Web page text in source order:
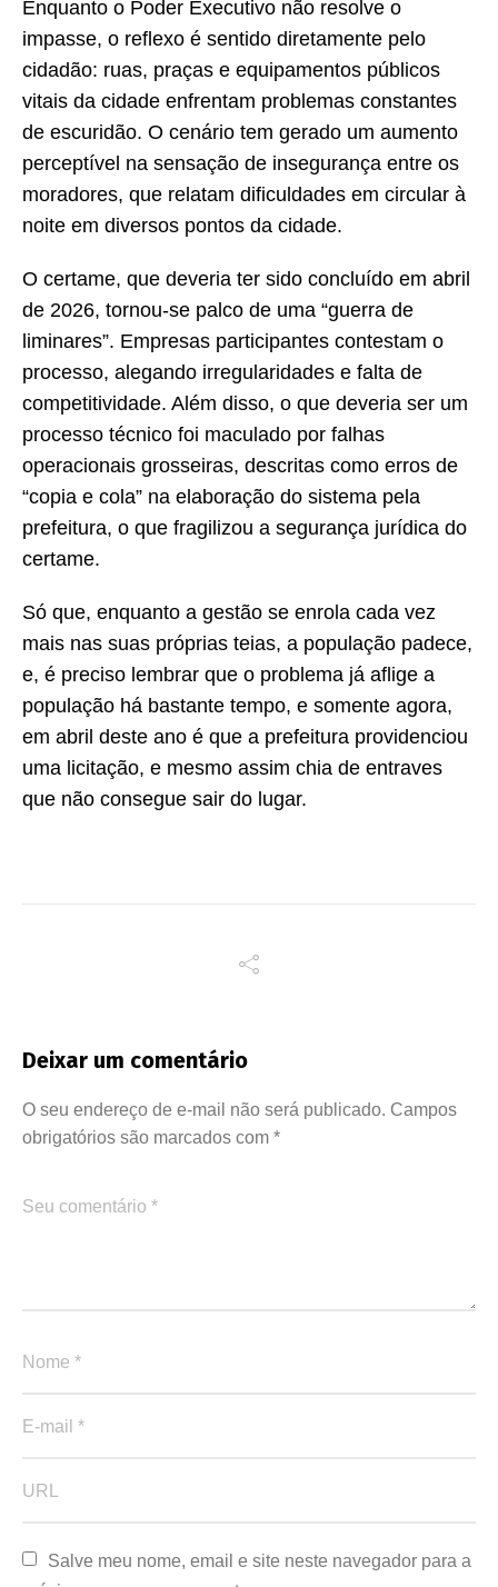
Enquanto o Poder Executivo não resolve o
impasse, o reflexo é sentido diretamente pelo
cidadão: ruas, praças e equipamentos públicos
vitais da cidade enfrentam problemas constantes
de escuridão. O cenário tem gerado um aumento
perceptível na sensação de insegurança entre os
moradores, que relatam dificuldades em circular à
noite em diversos pontos da cidade.
O certame, que deveria ter sido concluído em abril
de 2026, tornou-se palco de uma “guerra de
liminares”. Empresas participantes contestam o
processo, alegando irregularidades e falta de
competitividade. Além disso, o que deveria ser um
processo técnico foi maculado por falhas
operacionais grosseiras, descritas como erros de
“copia e cola” na elaboração do sistema pela
prefeitura, o que fragilizou a segurança jurídica do
certame.
Só que, enquanto a gestão se enrola cada vez
mais nas suas próprias teias, a população padece,
e, é preciso lembrar que o problema já aflige a
população há bastante tempo, e somente agora,
em abril deste ano é que a prefeitura providenciou
uma licitação, e mesmo assim chia de entraves
que não consegue sair do lugar.
Deixar um comentário
O seu endereço de e-mail não será publicado. Campos
obrigatórios são marcados com *
Salve meu nome, email e site neste navegador para a